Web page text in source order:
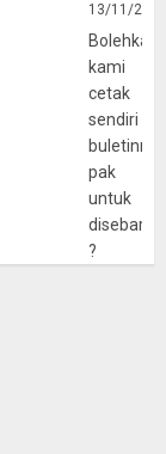
13/11/
Bolehkah
kami
cetak
sendiri
pak
untuk
?